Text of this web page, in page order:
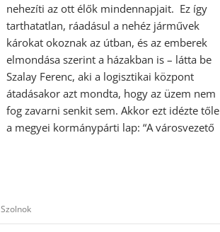
nehezíti az ott élők mindennapjait. Ez így
tarthatatlan, ráadásul a nehéz járművek
károkat okoznak az útban, és az emberek
elmondása szerint a házakban is – látta be
Szalay Ferenc, aki a logisztikai központ
átadásakor azt mondta, hogy az üzem nem
fog zavarni senkit sem. Akkor ezt idézte tőle
a megyei kormánypárti lap: “A városvezető
Szolnok